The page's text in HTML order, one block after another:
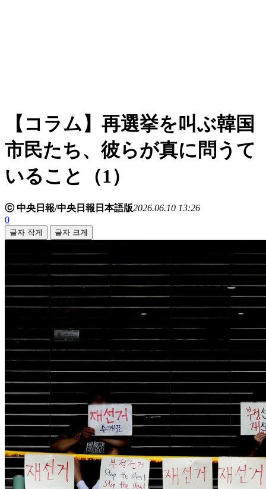
【コラム】再選挙を叫ぶ韓国
市民たち、彼らが真に問うて
いること（1）
ⓒ 中央日報/中央日報日本語版2026.06.10 13:26
0
글자 작게 글자 크게